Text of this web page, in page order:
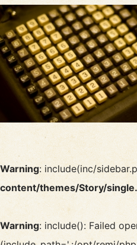
Warning: include(inc/
content/themes/Story/
Warning: include(): Failed